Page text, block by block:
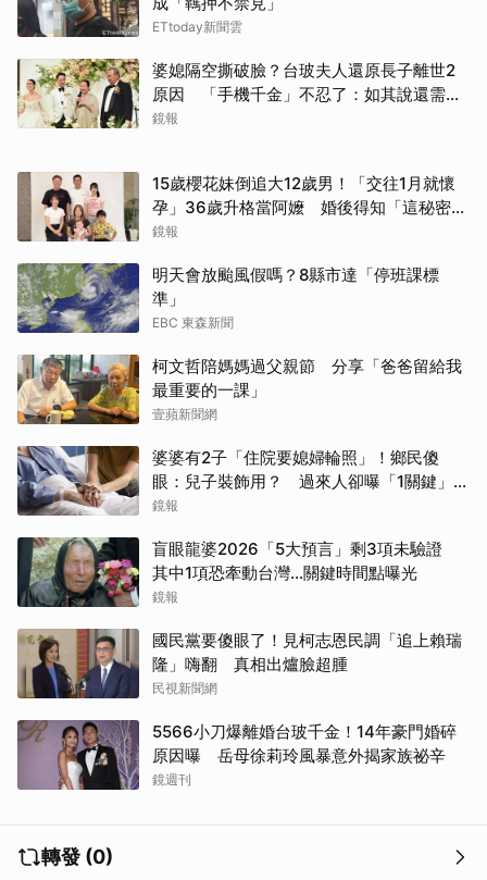
ETtoday新聞雲
婆媳隔空撕破臉？台玻夫人還原長子離世2
原因 「手機千金」不忍了：如其說還需要
離開嗎？
鏡報
15歲櫻花妹倒追大12歲男！「交往1月就懷
孕」36歲升格當阿嬤 婚後得知「這秘密」
傻眼了
鏡報
明天會放颱風假嗎？8縣市達「停班課標
準」
EBC 東森新聞
柯文哲陪媽媽過父親節 分享「爸爸留給我
最重要的一課」
壹蘋新聞網
婆婆有2子「住院要媳婦輪照」！鄉民傻
眼：兒子裝飾用？ 過來人卻曝「1關鍵」才
做決定
鏡報
盲眼龍婆2026「5大預言」剩3項未驗證
其中1項恐牽動台灣...關鍵時間點曝光
鏡報
國民黨要傻眼了！見柯志恩民調「追上賴瑞
隆」嗨翻 真相出爐臉超腫
民視新聞網
5566小刀爆離婚台玻千金！14年豪門婚碎
原因曝 岳母徐莉玲風暴意外揭家族祕辛
鏡週刊
轉發 (0)
取消